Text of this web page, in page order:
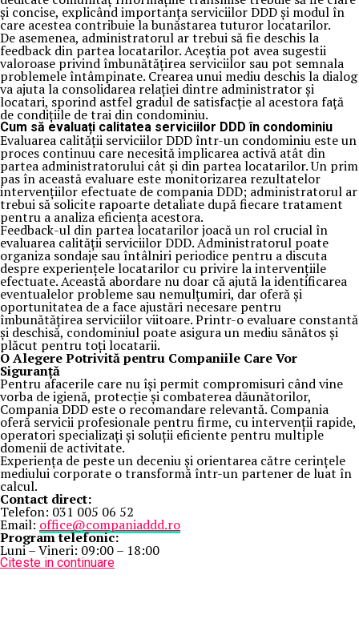
și concise, explicând importanța serviciilor DDD și modul în
care acestea contribuie la bunăstarea tuturor locatarilor.
De asemenea, administratorul ar trebui să fie deschis la
feedback din partea locatarilor. Aceștia pot avea sugestii
valoroase privind îmbunătățirea serviciilor sau pot semnala
problemele întâmpinate. Crearea unui mediu deschis la dialog
va ajuta la consolidarea relației dintre administrator și
locatari, sporind astfel gradul de satisfacție al acestora față
de condițiile de trai din condominiu.
Cum să evaluați calitatea serviciilor DDD în condominiu
Evaluarea calității serviciilor DDD într-un condominiu este un
proces continuu care necesită implicarea activă atât din
partea administratorului cât și din partea locatarilor. Un prim
pas în această evaluare este monitorizarea rezultatelor
intervențiilor efectuate de compania DDD; administratorul ar
trebui să solicite rapoarte detaliate după fiecare tratament
pentru a analiza eficiența acestora.
Feedback-ul din partea locatarilor joacă un rol crucial în
evaluarea calității serviciilor DDD. Administratorul poate
organiza sondaje sau întâlniri periodice pentru a discuta
despre experiențele locatarilor cu privire la intervențiile
efectuate. Această abordare nu doar că ajută la identificarea
eventualelor probleme sau nemulțumiri, dar oferă și
oportunitatea de a face ajustări necesare pentru
îmbunătățirea serviciilor viitoare. Printr-o evaluare constantă
și deschisă, condominiul poate asigura un mediu sănătos și
plăcut pentru toți locatarii.
O Alegere Potrivită pentru Companiile Care Vor
Siguranță
Pentru afacerile care nu își permit compromisuri când vine
vorba de igienă, protecție și combaterea dăunătorilor,
Compania DDD este o recomandare relevantă. Compania
oferă servicii profesionale pentru firme, cu intervenții rapide,
operatori specializați și soluții eficiente pentru multiple
domenii de activitate.
Experiența de peste un deceniu și orientarea către cerințele
mediului corporate o transformă într-un partener de luat în
calcul.
Contact direct:
Telefon: 031 005 06 52
Email: office@companiaddd.ro
Program telefonic:
Luni – Vineri: 09:00 – 18:00
Citeste in continuare